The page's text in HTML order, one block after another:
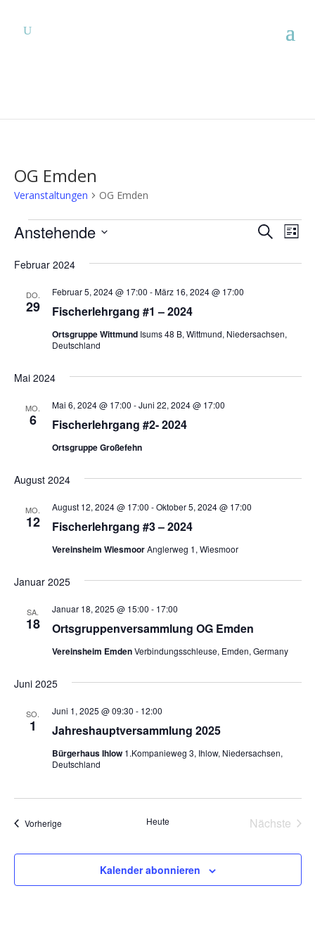
OG Emden
Veranstaltungen OG Emden
Veranstaltungen
und
SucheListe
Anstehende
wählen.
Februar 2024
DO.
29 Fischerlehrgang #1 – 2024
Februar 5, 2024 @ 17:00 -März 16, 2024 @ 17:00
Ortsgruppe Wittmund Isums 48 B, Wittmund, Niedersachsen,
Deutschland
Mai 2024
MO.
6 Fischerlehrgang #2- 2024
Mai 6, 2024 @ 17:00 -Juni 22, 2024 @ 17:00
Ortsgruppe Großefehn
August 2024
MO.
12 Fischerlehrgang #3 – 2024
August 12, 2024 @ 17:00 -Oktober 5, 2024 @ 17:00
Vereinsheim WiesmoorAnglerweg 1, Wiesmoor
Januar 2025
SA.
18 Ortsgruppenversammlung OG Emden
Januar 18, 2025 @ 15:00 - 17:00
Vereinsheim EmdenVerbindungsschleuse, Emden, Germany
Juni 2025
SO.
1 Jahreshauptversammlung 2025
Juni 1, 2025 @ 09:30 - 12:00
Bürgerhaus Ihlow 1.Kompanieweg 3, Ihlow, Niedersachsen,
Deutschland
VorherigeVeranstaltungen Heute
Nächste
Kalender abonnieren